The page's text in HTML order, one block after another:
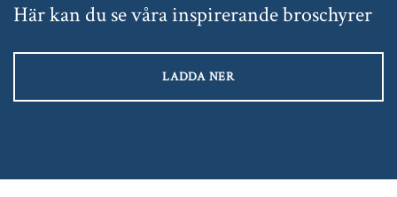
Här kan du se våra inspirerande broschyrer
LADDA NER